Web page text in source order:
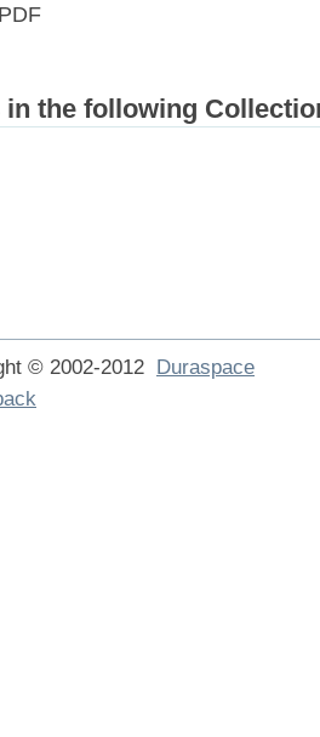
PDF
the following
© 2002-2012 Duraspace